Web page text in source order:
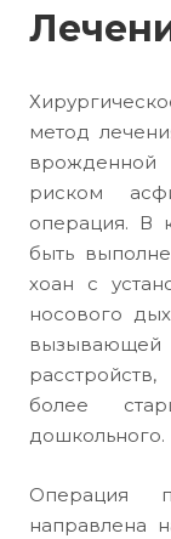
метод
риском
операция. В
быть
хоан с
носового
более
дошкольного.
Операция
направлена